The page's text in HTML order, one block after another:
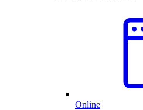
Online